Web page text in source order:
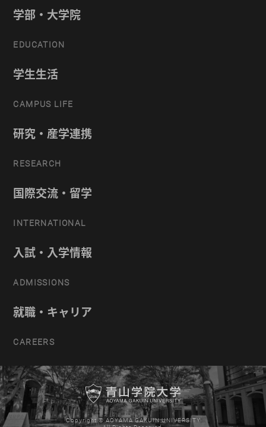
学部・大学院
EDUCATION
学生生活
CAMPUS LIFE
研究・産学連携
RESEARCH
国際交流・留学
INTERNATIONAL
入試・入学情報
ADMISSIONS
就職・キャリア
CAREERS
Copyright © AOYAMA GAKUIN UNIVERSITY